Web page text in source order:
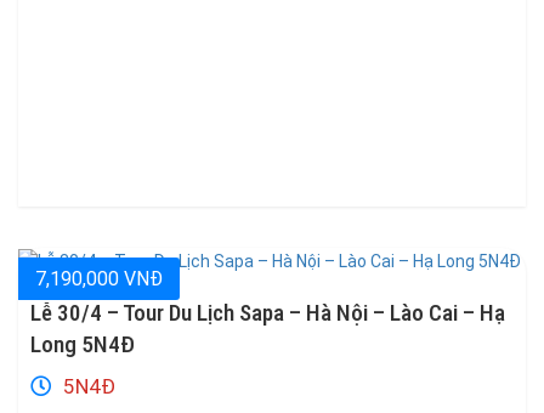
Lễ 30/4 – Tour Du Lịch Sapa – Hà Nội – Lào Cai – Hạ
Long 5N4Đ
7,190,000 VNĐ
5N4Đ